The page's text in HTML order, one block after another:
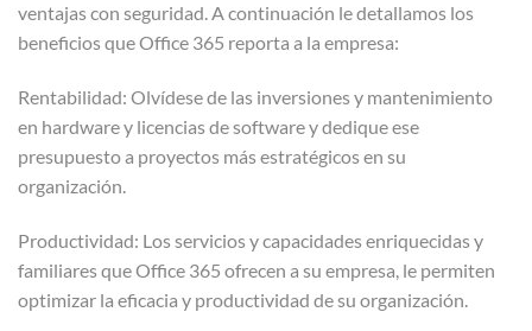
ventajas con seguridad. A continuación le detallamos los
beneficios que Office 365 reporta a la empresa:
Rentabilidad: Olvídese de las inversiones y mantenimiento
en hardware y licencias de software y dedique ese
presupuesto a proyectos más estratégicos en su
organización.
Productividad: Los servicios y capacidades enriquecidas y
familiares que Office 365 ofrecen a su empresa, le permiten
optimizar la eficacia y productividad de su organización.